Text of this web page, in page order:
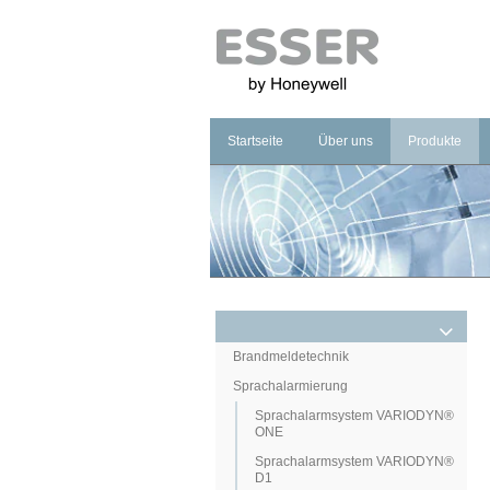
Startseite Über uns
Unternehmen
Marke
Produkte
Brandmeldetechnik
Sprachalarmierung
Sprachalarmsystem VARIODYN®
ONE
Sprachalarmsystem VARIODYN®
D1